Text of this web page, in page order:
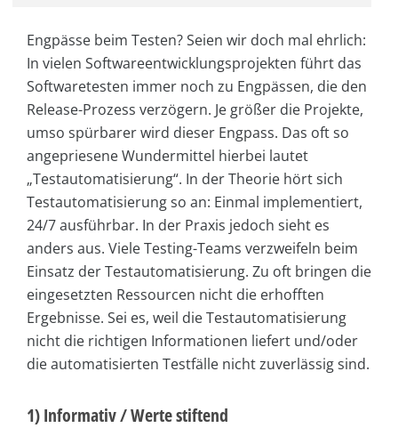
Engpässe beim Testen? Seien wir doch mal ehrlich:
In vielen Softwareentwicklungsprojekten führt das
Softwaretesten immer noch zu Engpässen, die den
Release-Prozess verzögern. Je größer die Projekte,
umso spürbarer wird dieser Engpass. Das oft so
angepriesene Wundermittel hierbei lautet
„Testautomatisierung“. In der Theorie hört sich
Testautomatisierung so an: Einmal implementiert,
24/7 ausführbar. In der Praxis jedoch sieht es
anders aus. Viele Testing-Teams verzweifeln beim
Einsatz der Testautomatisierung. Zu oft bringen die
eingesetzten Ressourcen nicht die erhofften
Ergebnisse. Sei es, weil die Testautomatisierung
nicht die richtigen Informationen liefert und/oder
die automatisierten Testfälle nicht zuverlässig sind.
1) Informativ / Werte stiftend